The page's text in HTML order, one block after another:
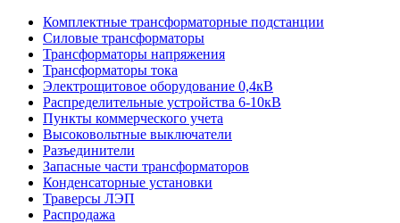
Комплектные трансформаторные подстанции
Силовые трансформаторы
Трансформаторы напряжения
Трансформаторы тока
Электрощитовое оборудование 0,4кВ
Распределительные устройства 6-10кВ
Пункты коммерческого учета
Высоковольтные выключатели
Разъединители
Запасные части трансформаторов
Конденсаторные установки
Траверсы ЛЭП
Распродажа